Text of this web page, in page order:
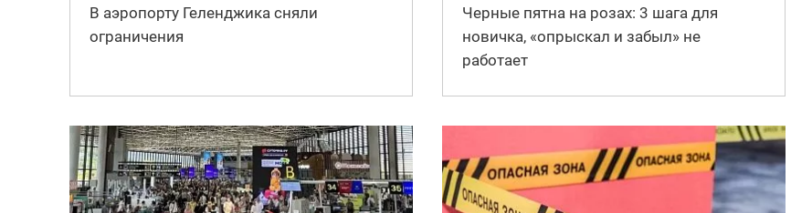
В аэропорту Геленджика сняли
ограничения
Черные пятна на розах: 3 шага для
новичка, «опрыскал и забыл» не
работает